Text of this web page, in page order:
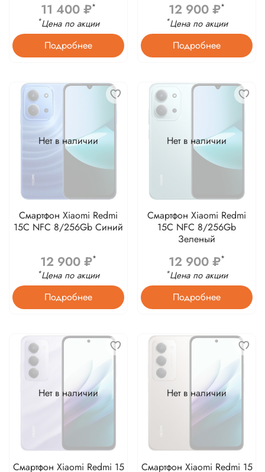
11 400 ₽*
*Цена по акции
Подробнее
12 900 ₽*
*Цена по акции
Подробнее
Нет в наличии
Смартфон Xiaomi Redmi
15C NFC 8/256Gb Синий
12 900 ₽*
*Цена по акции
Подробнее
Нет в наличии
Смартфон Xiaomi Redmi
15C NFC 8/256Gb
Зеленый
12 900 ₽*
*Цена по акции
Подробнее
Нет в наличии
Смартфон Xiaomi Redmi 15
Нет в наличии
Смартфон Xiaomi Redmi 15